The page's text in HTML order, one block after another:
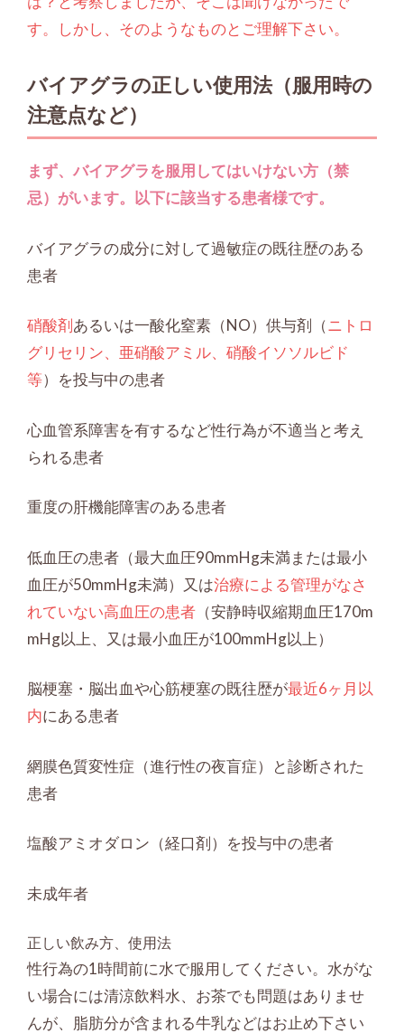
す。しかし、そのようなものとご理解下さい。
バイアグラの正しい使用法（服用時の
注意点など）
まず、バイアグラを服用してはいけない方（禁
忌）がいます。以下に該当する患者様です。
バイアグラの成分に対して過敏症の既往歴のある
患者
硝酸剤あるいは一酸化窒素（NO）供与剤（ニトロ
グリセリン、亜硝酸アミル、硝酸イソソルビド
等）を投与中の患者
心血管系障害を有するなど性行為が不適当と考え
られる患者
重度の肝機能障害のある患者
低血圧の患者（最大血圧90mmHg未満または最小
血圧が50mmHg未満）又は治療による管理がなさ
れていない高血圧の患者 （安静時収縮期血圧170m
mHg以上、又は最小血圧が100mmHg以上）
脳梗塞・脳出血や心筋梗塞の既往歴が最近6ヶ月以
内にある患者
網膜色質変性症（進行性の夜盲症）と診断された
患者
塩酸アミオダロン（経口剤）を投与中の患者
未成年者
正しい飲み方、使用法
性行為の1時間前に水で服用してください。水がな
い場合には清涼飲料水、お茶でも問題はありませ
んが、脂肪分が含まれる牛乳などはお止め下さい